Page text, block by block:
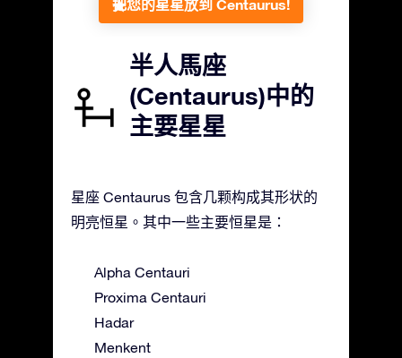
把您的星星放到 Centaurus!
半人馬座
(Centaurus)中的
主要星星
星座 Centaurus 包含几颗构成其形状的
明亮恒星。其中一些主要恒星是：
Alpha Centauri
Proxima Centauri
Hadar
Menkent